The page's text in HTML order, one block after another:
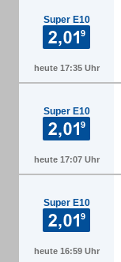
Super E10
heute 17:35 Uhr
Super E10
heute 17:07 Uhr
Super E10
heute 16:59 Uhr